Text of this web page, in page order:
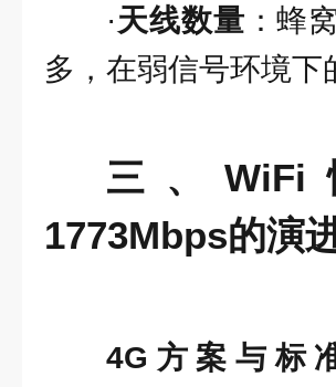
·天线数量 ：蜂
多，在弱信号环境
三、WiFi
1773Mbps的演
4G方案与标